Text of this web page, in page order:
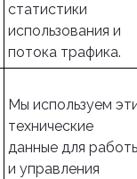
статистики
использования и
потока трафика.
Мы используем
технические
данные для
и управления